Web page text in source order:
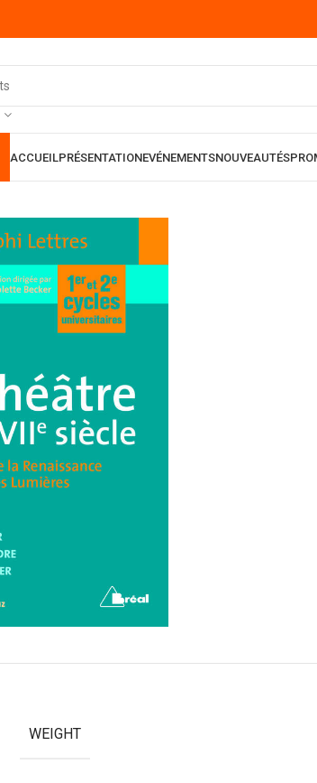
ACCUEILPRÉSENTATIONEVÉNEMENTSNOUVEAUTÉS
WEIGHT